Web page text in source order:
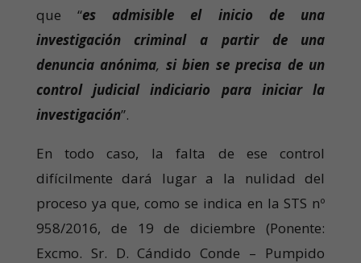
que “es admisible el inicio de una
investigación criminal a partir de una
denuncia anónima, si bien se precisa de un
control judicial indiciario para iniciar la
investigación”.
En todo caso, la falta de ese control
difícilmente dará lugar a la nulidad del
proceso ya que, como se indica en la STS nº
958/2016, de 19 de diciembre (Ponente:
Excmo. Sr. D. Cándido Conde – Pumpido